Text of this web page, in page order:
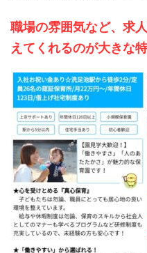
職場の雰囲気など、求
えてくれるのが大きな